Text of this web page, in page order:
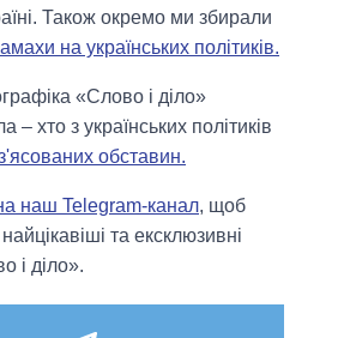
Також окремо ми збирали
на українських політиків.
«Слово і діло»
– хто з українських політиків
обставин.
наш Telegram-канал, щоб
та ексклюзивні
і діло».